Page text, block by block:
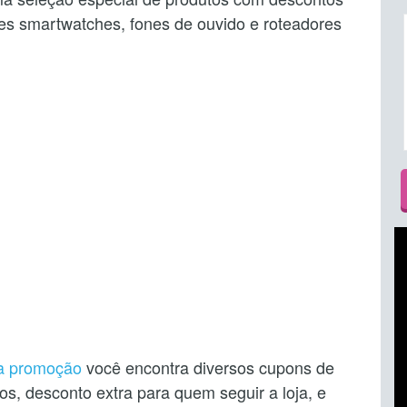
smartwatches, fones de ouvido e roteadores
promoçãovocê encontra diversos cupons de
desconto extra para quem seguir a loja, e